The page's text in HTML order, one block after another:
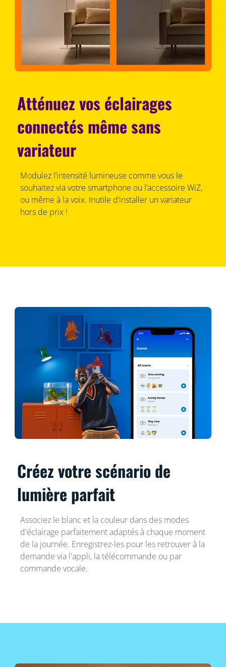
Atténuez vos éclairages
connectés même sans
variateur
Modulez l’intensité lumineuse comme vous le
souhaitez via votre smartphone ou l’accessoire WiZ,
ou même à la voix. Inutile d’installer un variateur
hors de prix !
Créez votre scénario de
lumière parfait
Associez le blanc et la couleur dans des modes
d'éclairage parfaitement adaptés à chaque moment
de la journée. Enregistrez-les pour les retrouver à la
demande via l'appli, la télécommande ou par
commande vocale.